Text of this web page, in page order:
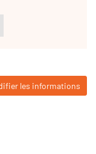
les informations